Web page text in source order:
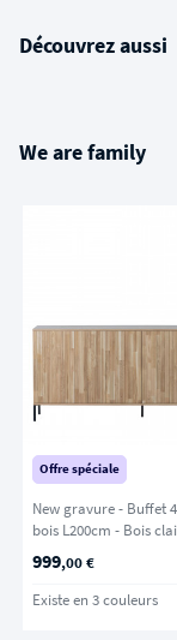
Découvrez aussi
We are family
Offre spéciale
New gravure - Buffet
bois L200cm - Bois
999,00 €
Existe en 3 couleurs